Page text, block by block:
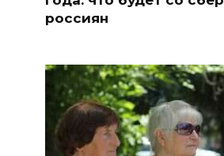
россиян